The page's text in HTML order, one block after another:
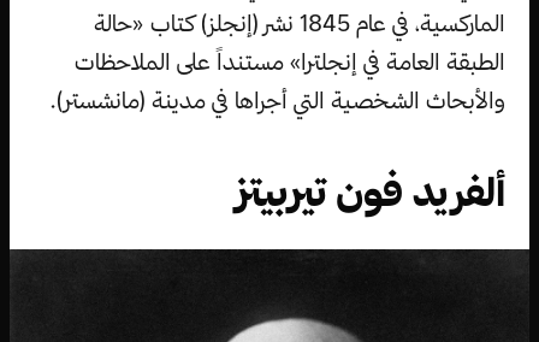
الماركسية، في عام 1845 نشر (إنجلز) كتاب «حالة
الطبقة العامة في إنجلترا» مستنداً على الملاحظات
والأبحاث الشخصية التي أجراها في مدينة (مانشستر).
ألفريد فون تيربيتز